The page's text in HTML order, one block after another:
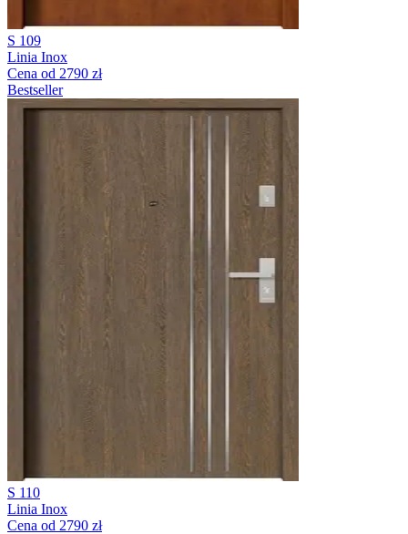
S 109
Linia Inox
Cena od 2790 zł
Bestseller
S 110
Linia Inox
Cena od 2790 zł